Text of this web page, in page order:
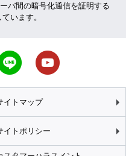
バ間の暗号化通信を証明する
います。
イトマップ
イトポリシー